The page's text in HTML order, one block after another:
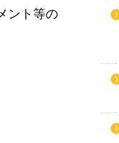
ント等の